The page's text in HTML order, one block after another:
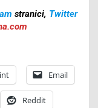
stranici, Twitter
Email
Reddit